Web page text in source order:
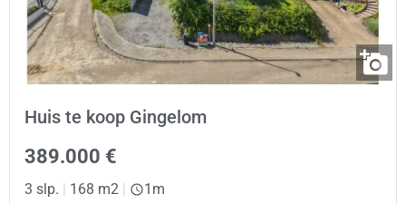
Huis te koop Gingelom
389.000 €
3 slp. 168 m2 1m